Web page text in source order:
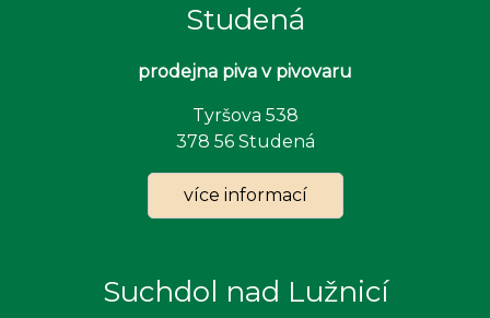
Studená
prodejna piva v pivovaru
Tyršova 538
378 56 Studená
více informací
Suchdol nad Lužnicí